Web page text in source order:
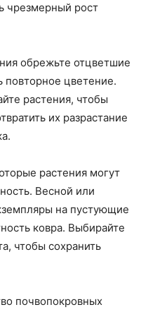
чрезмерный рост
обрежьте отцветшие
повторное цветение.
растения, чтобы
их разрастание
растения могут
Весной или
на пустующие
ковра. Выбирайте
чтобы сохранить
почвопокровных